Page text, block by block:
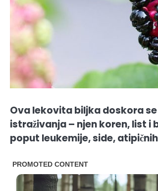
Ova lekovita biljka doskora
istraživanja – njen koren, list i
poput leukemije, side,